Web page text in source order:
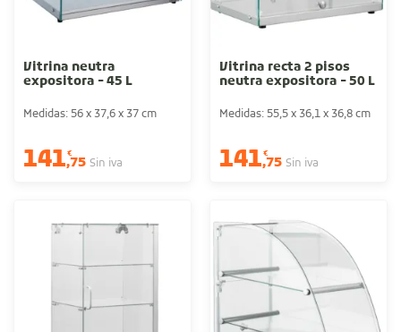
Vitrina neutra
expositora - 45 L
Medidas: 56 x 37,6 x 37 cm
141€
,75 Sin iva
Vitrina recta 2 pisos
neutra expositora - 50 L
Medidas: 55,5 x 36,1 x 36,8 cm
141€
,75 Sin iva